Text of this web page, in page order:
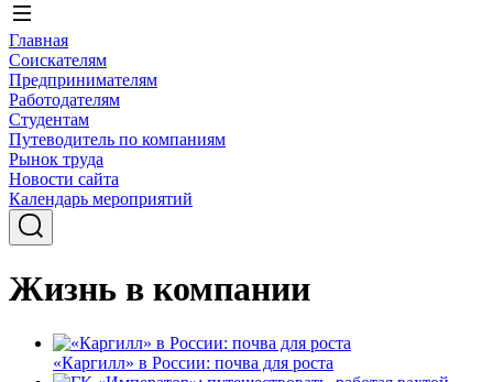
Главная
Соискателям
Предпринимателям
Работодателям
Студентам
Путеводитель по компаниям
Рынок труда
Новости сайта
Календарь мероприятий
Жизнь в компании
«Каргилл» в России: почва для роста